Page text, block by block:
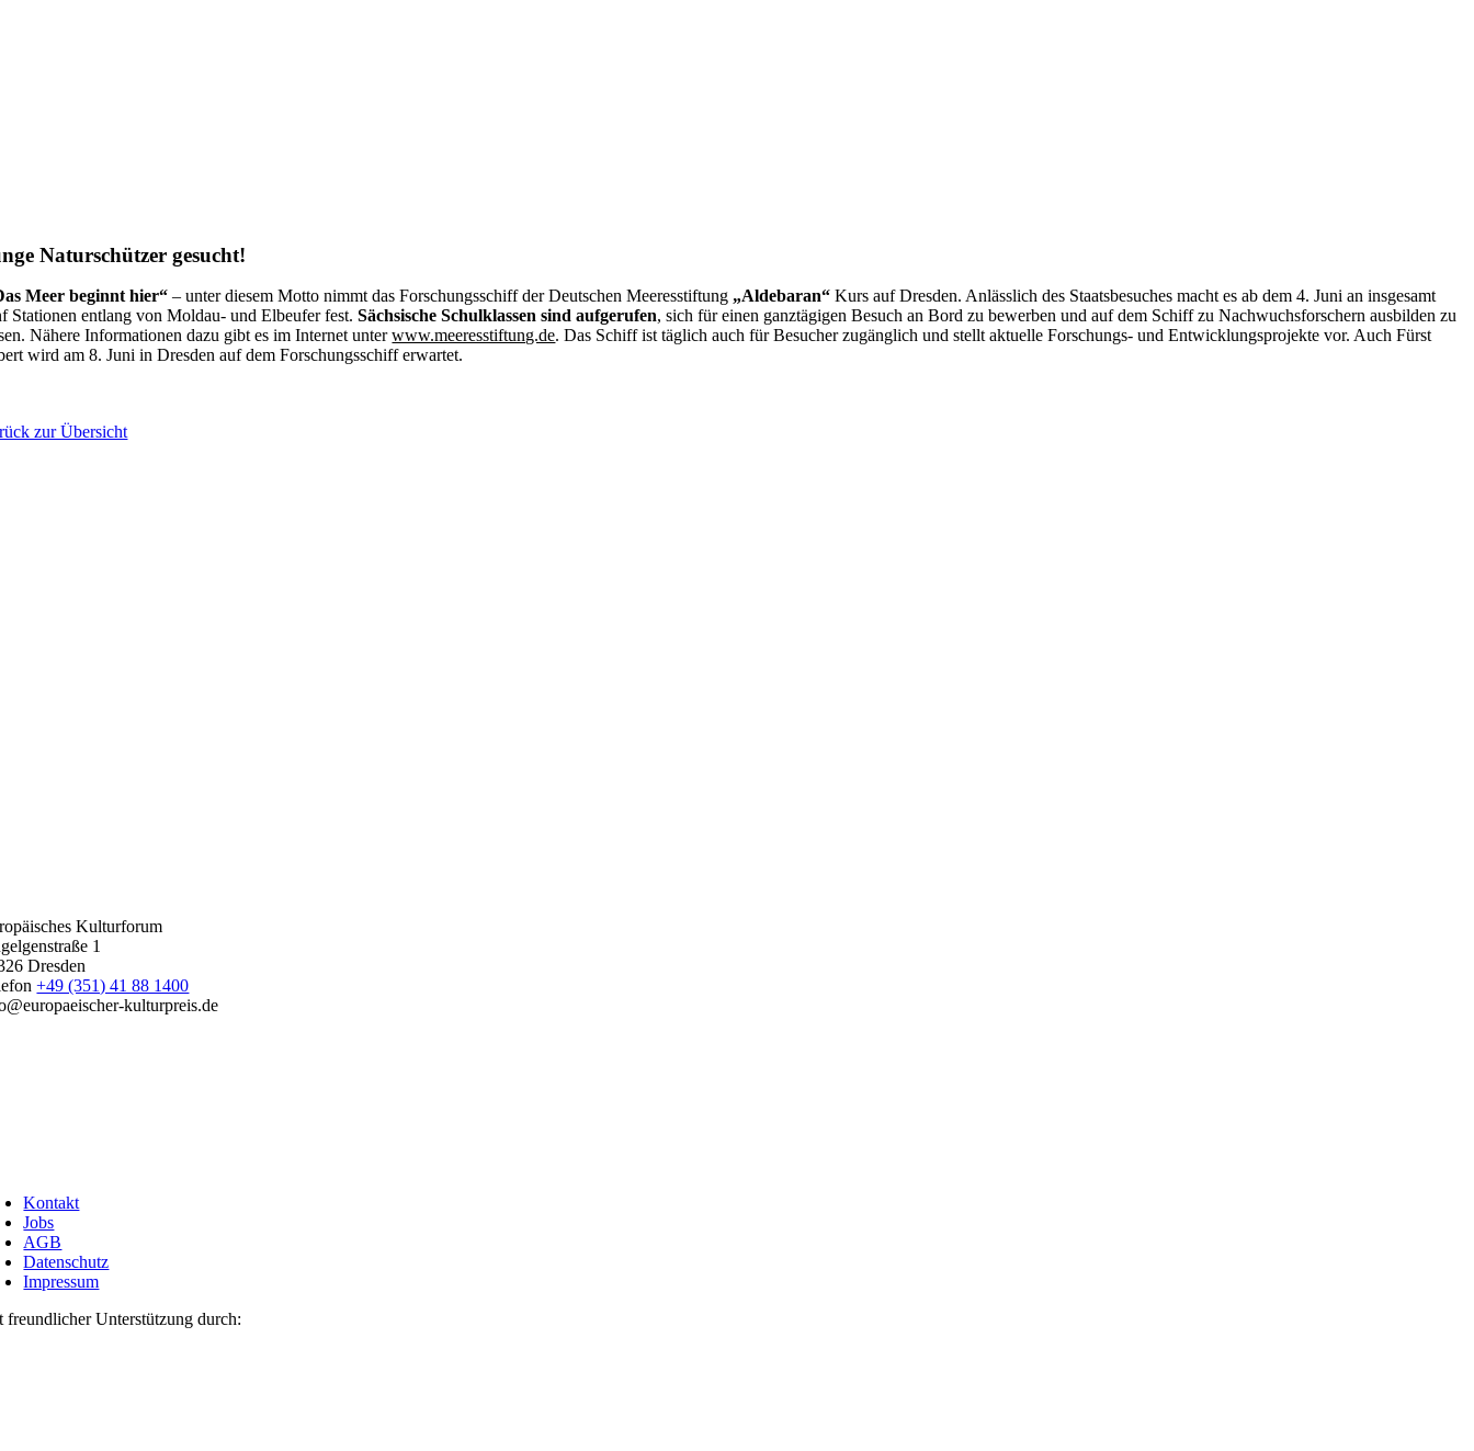
Naturschützer gesucht!
Meer beginnt hier“– unter diesem Motto nimmt das Forschungsschiff der Deutschen Meeresstiftung „Aldebaran“ Kurs auf Dresden. Anlässlich des Staatsbesuches macht es ab dem 4. Juni an insgesamt
Stationen entlang von Moldau- und Elbeufer fest.Sächsische Schulklassen sind aufgerufen, sich für einen ganztägigen Besuch an Bord zu bewerben und auf dem Schiff zu Nachwuchsforschern ausbilden zu
Nähere Informationen dazu gibt es im Internet unterwww.meeresstiftung.de. Das Schiff ist täglich auch für Besucher zugänglich und stellt aktuelle Forschungs- und Entwicklungsprojekte vor. Auch Fürst
wird am 8. Juni in Dresden auf dem Forschungsschiff erwartet.
zur Übersicht
Kulturforum
1
Dresden
+49 (351) 41 88 1400
kulturpreis.de
Kontakt
Jobs
AGB
Datenschutz
Impressum
freundlicher Unterstützung durch: